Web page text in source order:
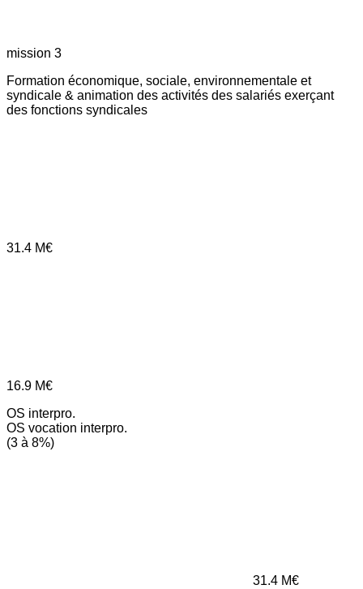
mission 3
Formation économique, sociale, environnementale et
syndicale & animation des activités des salariés exerçant
des fonctions syndicales
31.4 M€
16.9 M€
OS interpro.
OS vocation interpro.
(3 à 8%)
31.4 M€